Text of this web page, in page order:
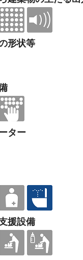
形状等
ター
援設備